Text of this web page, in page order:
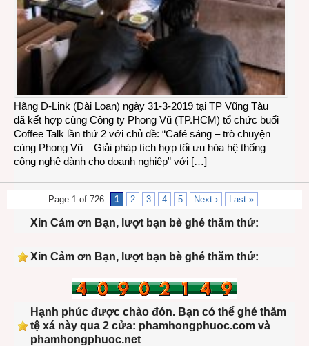
Hãng D-Link (Đài Loan) ngày 31-3-2019 tại TP Vũng Tàu
đã kết hợp cùng Công ty Phong Vũ (TP.HCM) tổ chức buổi
Coffee Talk lần thứ 2 với chủ đề: “Café sáng – trò chuyện
cùng Phong Vũ – Giải pháp tích hợp tối ưu hóa hệ thống
công nghệ dành cho doanh nghiệp” với […]
Page 1 of 726 1 2 3 4 5 Next › Last »
Xin Cảm ơn Bạn, lượt bạn bè ghé thăm thứ:
Xin Cảm ơn Bạn, lượt bạn bè ghé thăm thứ:
Hạnh phúc được chào đón. Bạn có thể ghé thăm
tệ xá này qua 2 cửa: phamhongphuoc.com và
phamhongphuoc.net